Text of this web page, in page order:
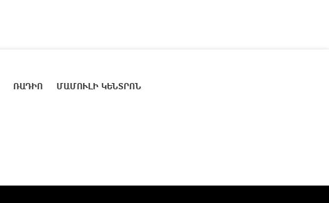
ՌԱԴԻՈ ՄԱՄՈՒԼԻ ԿԵՆՏՐՈՆ